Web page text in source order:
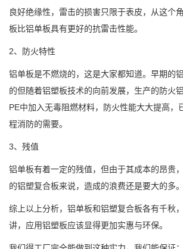
良好绝缘性，雷击的损害只限于表皮，从这个
板比铝单板具有更好的抗雷击性能。
2、防火特性
铝单板是不燃烧的，这是大家都知道。早期的
的但随着铝塑板技术的向前发展，生产的防火
PE中加入无毒阻燃材料，防火性能大大提高，
程消防的需要。
3、残值
铝单板有着一定的残值，但由于其成本的昂贵
的铝塑复合板来说，造成的浪费还是要大的多。
综上以上分析，铝单板和铝塑复合板各有千秋
讲，应用铝塑板应该显得更加实惠与环保。